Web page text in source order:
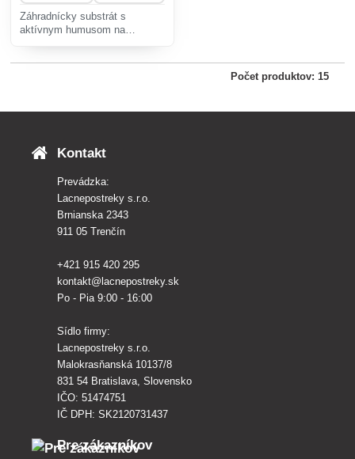
Záhradnícky substrát s
aktívnym humusom na
Počet produktov: 15
Kontakt
Prevádzka:
Lacnepostreky s.r.o.
Brnianska 2343
911 05 Trenčín
+421 915 420 295
kontakt@lacnepostreky.sk
Po - Pia 9:00 - 16:00
Sídlo firmy:
Lacnepostreky s.r.o.
Malokrasňanská 10137/8
831 54 Bratislava, Slovensko
IČO: 51474751
IČ DPH: SK2120731437
Pre zákazníkov